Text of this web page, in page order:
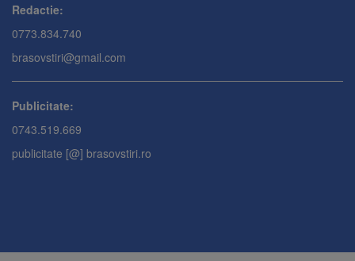
Redactie:
0773.834.740
brasovstiri@gmail.com
Publicitate:
0743.519.669
publicitate [@] brasovstiri.ro